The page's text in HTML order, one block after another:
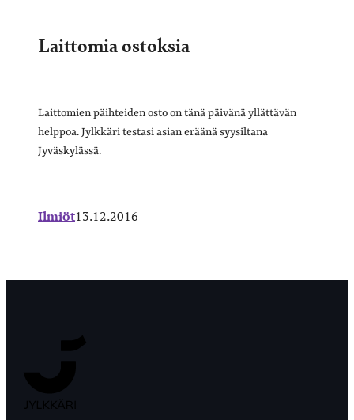
Laittomia ostoksia
Laittomien päihteiden osto on tänä päivänä yllättävän
helppoa. Jylkkäri testasi asian eräänä syysiltana
Jyväskylässä.
Ilmiöt13.12.2016